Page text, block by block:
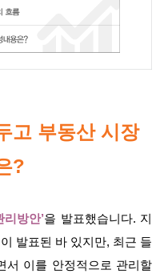
고 부동산 시장
?
리방안’을 발표했습니다. 지
발표된 바 있지만, 최근 들
서 이를 안정적으로 관리할